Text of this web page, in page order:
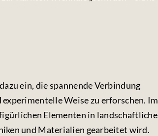
ein, die spannende Verbindung
Weise zu erforschen. Im
Elementen in landschaftliche
und Materialien gearbeitet wird.